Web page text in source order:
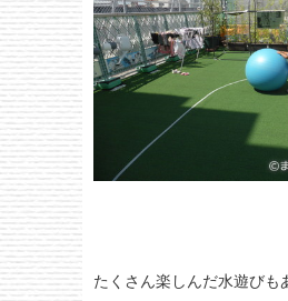
たくさん楽しんだ水遊びも